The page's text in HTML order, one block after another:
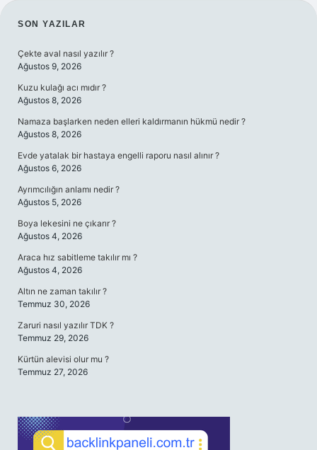
SIDEBAR
SON YAZILAR
Çekte aval nasıl yazılır ?
Ağustos 9, 2026
Kuzu kulağı acı mıdır ?
Ağustos 8, 2026
Namaza başlarken neden elleri kaldırmanın hükmü nedir ?
Ağustos 8, 2026
Evde yatalak bir hastaya engelli raporu nasıl alınır ?
Ağustos 6, 2026
Ayrımcılığın anlamı nedir ?
Ağustos 5, 2026
Boya lekesini ne çıkarır ?
Ağustos 4, 2026
Araca hız sabitleme takılır mı ?
Ağustos 4, 2026
Altın ne zaman takılır ?
Temmuz 30, 2026
Zaruri nasıl yazılır TDK ?
Temmuz 29, 2026
Kürtün alevisi olur mu ?
Temmuz 27, 2026